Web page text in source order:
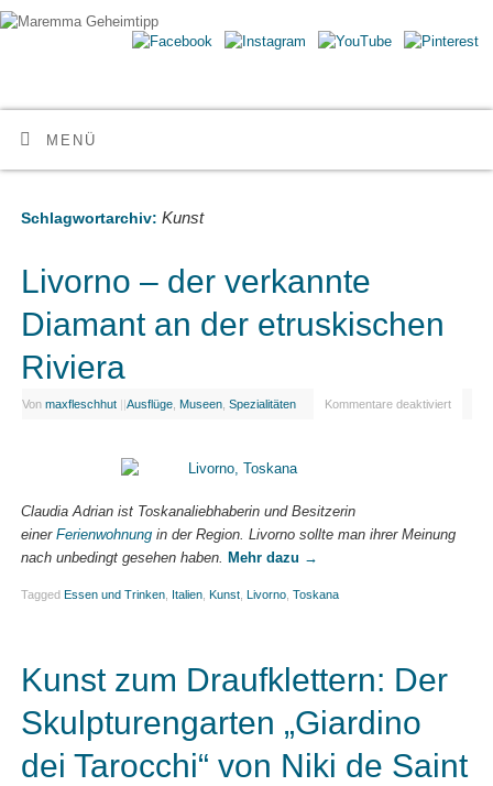
Maremma Geheimtipp
MENÜ
Schlagwortarchiv: Kunst
Livorno – der verkannte
Diamant an der etruskischen
Riviera
Von maxfleschhut ||Ausflüge, Museen, Spezialitäten Kommentare deaktiviert
Claudia Adrian ist Toskanaliebhaberin und Besitzerin
einer Ferienwohnungin der Region. Livorno sollte man ihrer Meinung
nach unbedingt gesehen haben. Mehr dazu →
Tagged Essen und Trinken, Italien, Kunst, Livorno, Toskana
Kunst zum Draufklettern: Der
Skulpturengarten „Giardino
dei Tarocchi“ von Niki de Saint